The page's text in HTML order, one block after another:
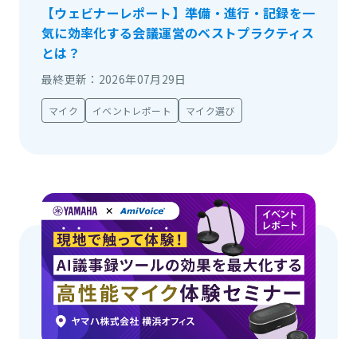
【ウェビナーレポート】準備・進行・記録を一
気に効率化する会議運営のベストプラクティス
とは？
最終更新：2026年07月29日
マイク イベントレポート マイク選び